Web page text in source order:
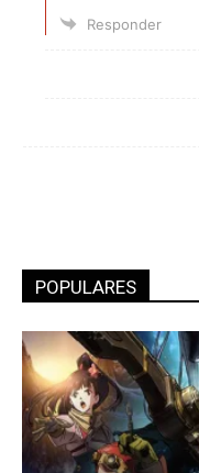
Responder
POPULARES